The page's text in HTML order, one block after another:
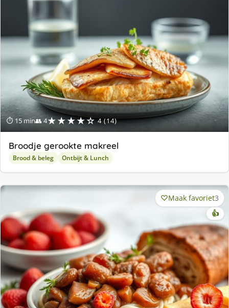
⏱ 15 min👥 4★★★★☆ 4 (14)
Broodje gerookte makreel
Brood & beleg Ontbijt & Lunch
Maak favoriet3
👍